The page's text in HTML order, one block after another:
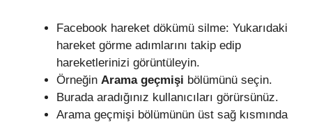
Facebook hareket dökümü silme: Yukarıdaki
hareket görme adımlarını takip edip
hareketlerinizi görüntüleyin.
Örneğin Arama geçmişi bölümünü seçin.
Burada aradığınız kullanıcıları görürsünüz.
Arama geçmişi bölümünün üst sağ kısmında